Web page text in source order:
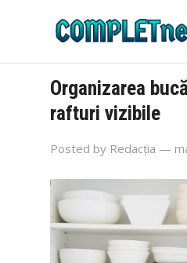
Organizarea
rafturi vizibile
Posted by Redacția —